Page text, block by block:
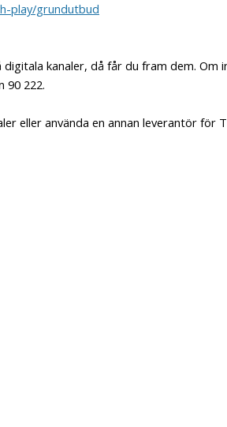
play/grundutbud
kanaler, då får du fram dem. Om
90 222.
eller använda en annan leverantör för